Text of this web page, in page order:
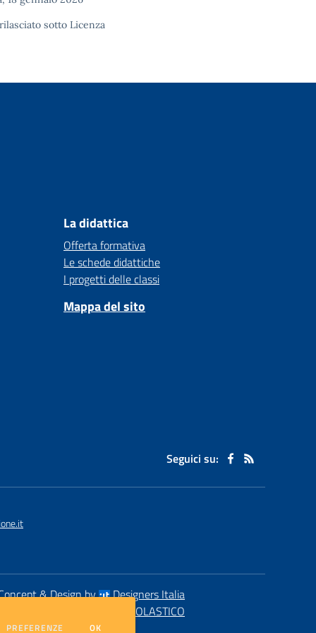
sotto Licenza
La didattica
Offerta formativa
Le schede didattiche
I progetti delle classi
Mappa del sito
Seguici su:
& Design by
Designers Italia
SCUOLASTICO
PREFERENZE DEI COOKIE
OK